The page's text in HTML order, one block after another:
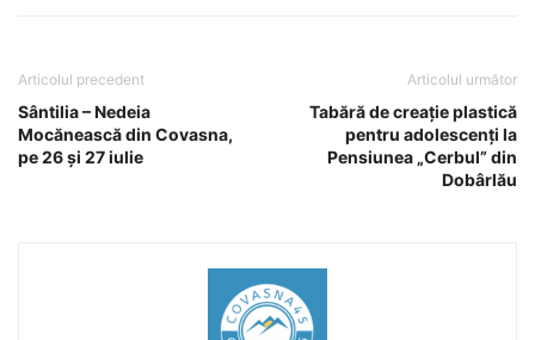
Articolul precedent
Sântilia – Nedeia
Mocănească din Covasna,
pe 26 și 27 iulie
Articolul următor
Tabără de creație plastică
pentru adolescenți la
Pensiunea „Cerbul” din
Dobârlău